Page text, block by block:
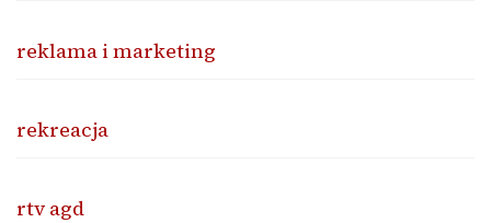
reklama i marketing
rekreacja
rtv agd